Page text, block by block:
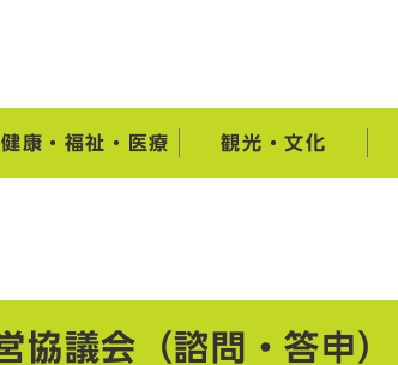
健康・福祉・医療 観光・文化
協議会（諮問・答申）